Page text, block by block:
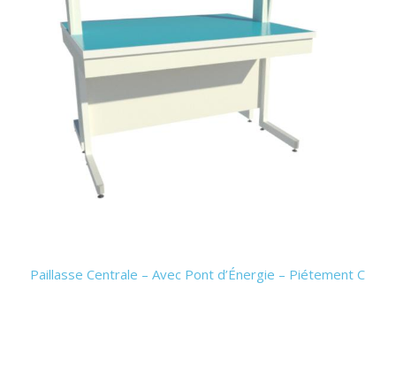
Paillasse Centrale – Avec Pont d’Énergie – Piétement C